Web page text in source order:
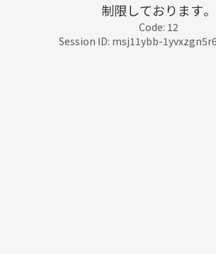
制限しております。
Code: 12
Session ID: msj11ybb-